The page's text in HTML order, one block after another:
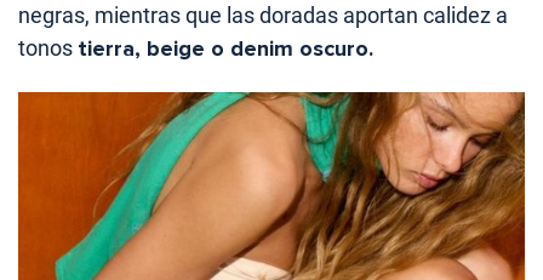
negras, mientras que las doradas aportan calidez a
tonos tierra, beige o denim oscuro.